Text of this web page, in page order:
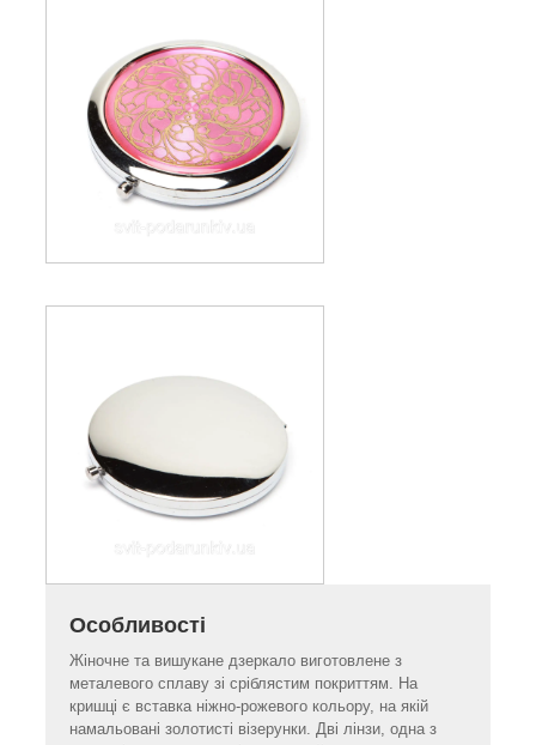
Особливості
Жіночне та вишукане дзеркало виготовлене з
металевого сплаву зі сріблястим покриттям. На
кришці є вставка ніжно-рожевого кольору, на якій
намальовані золотисті візерунки. Дві лінзи, одна з